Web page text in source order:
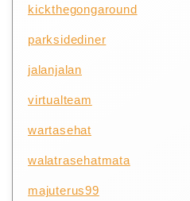
kickthegongaround
parksidediner
jalanjalan
virtualteam
wartasehat
walatrasehatmata
majuterus99